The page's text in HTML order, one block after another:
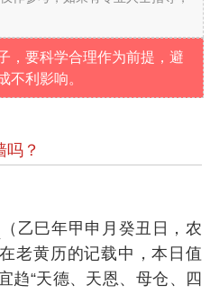
，要科学合理作为前提，避
不利影响。
？
（乙巳年甲申月癸丑日，农
老黄历的记载中，本日值
趋“天德、天恩、母仓、四